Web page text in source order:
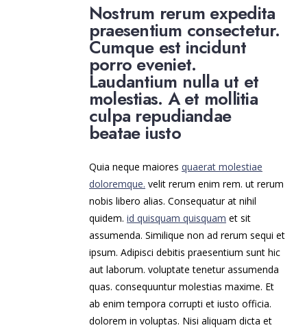
Nostrum rerum expedita
praesentium consectetur.
Cumque est incidunt
porro eveniet.
Laudantium nulla ut et
molestias. A et mollitia
culpa repudiandae
beatae iusto
Quia neque maiores quaerat molestiae
doloremque. velit rerum enim rem. ut rerum
nobis libero alias. Consequatur at nihil
quidem. id quisquam quisquam et sit
assumenda. Similique non ad rerum sequi et
ipsum. Adipisci debitis praesentium sunt hic
aut laborum. voluptate tenetur assumenda
quas. consequuntur molestias maxime. Et
ab enim tempora corrupti et iusto officia.
dolorem in voluptas. Nisi aliquam dicta et